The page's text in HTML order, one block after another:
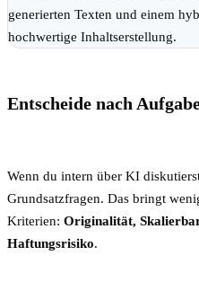
Entscheide nach
Wenn du intern über KI
Grundsatzfragen. Das bringt
Kriterien: Originalität,
Haftungsrisiko.